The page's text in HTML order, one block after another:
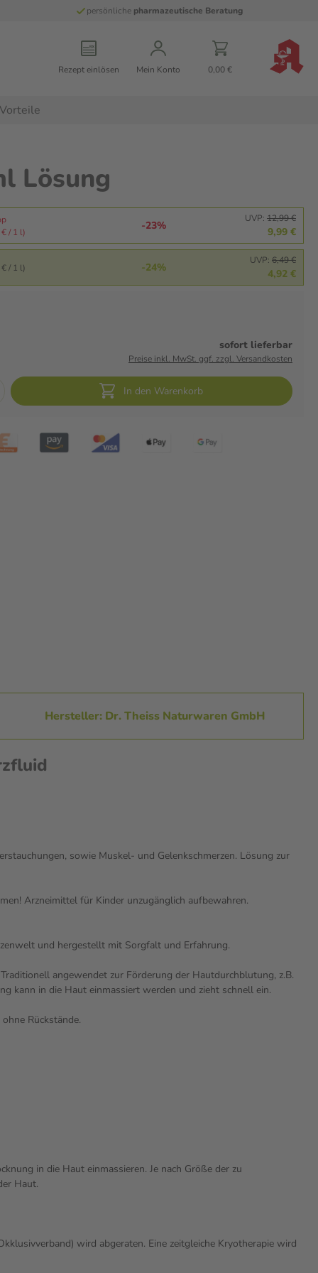
persönliche pharmazeutische Beratung
Rezept einlösen Mein Konto 0,00 €
Vorteile
Lösung
/ 1 l)
-23%
UVP: 12,99 €
9,99 €
/ 1 l) -24%
UVP: 6,49 €
4,92 €
sofort lieferbar
Preise inkl. MwSt. ggf. zzgl. Versandkosten
In den Warenkorb
Hersteller: Dr. Theiss Naturwaren GmbH
sowie Muskel- und Gelenkschmerzen. Lösung zur
Arzneimittel für Kinder unzugänglich aufbewahren.
und hergestellt mit Sorgfalt und Erfahrung.
angewendet zur Förderung der Hautdurchblutung, z.B.
kann in die Haut einmassiert werden und zieht schnell ein.
Rückstände.
in die Haut einmassieren. Je nach Größe der zu
Haut.
wird abgeraten. Eine zeitgleiche Kryotherapie wird